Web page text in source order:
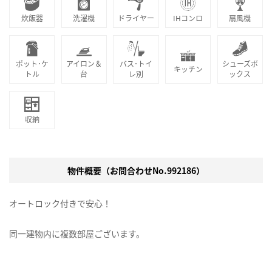
炊飯器 洗濯機 ドライヤー IHコンロ 扇風機
ポット･ケ
トル
アイロン＆
台
バス･トイ
レ別
キッチン
シューズボ
ックス
収納
物件概要（お問合わせNo.992186）
オートロック付きで安心！
同一建物内に複数部屋ございます。